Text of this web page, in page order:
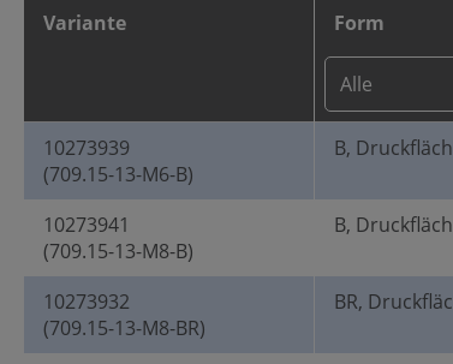
Variante Form
10273939
(709.15-13-M6-B)
B,
10273941
(709.15-13-M8-B)
B,
10273932
(709.15-13-M8-BR)
BR,